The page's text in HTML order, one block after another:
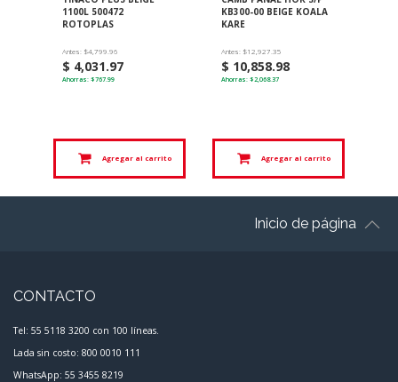
KB300-00 BEIGE KOALA
KARE
Antes: $12,927.35
$ 10,858.98
Ahorras: $2,068.37
Agregar al carrito
2500L 500475
ROTOPLAS
Antes: $10,047.95
$ 8,440.29
Ahorras: $1,607.66
Agregar al carrito
Inicio de página
CONTACTO
Tel: 55 5118 3200 con 100 líneas.
Lada sin costo: 800 0010 111
WhatsApp: 55 3455 8219